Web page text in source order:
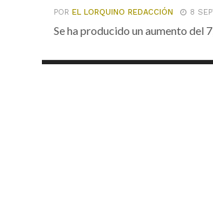
POR EL LORQUINO REDACCIÓN 8
Se ha producido un aumento del